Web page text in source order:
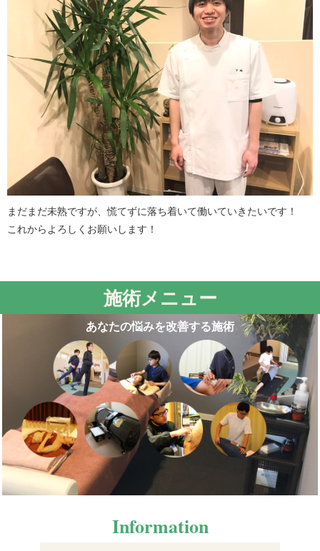
まだまだ未熟ですが、慌てずに落ち着いて働いていきたいです！
これからよろしくお願いします！
施術メニュー
あなたの悩みを改善する施術
Information